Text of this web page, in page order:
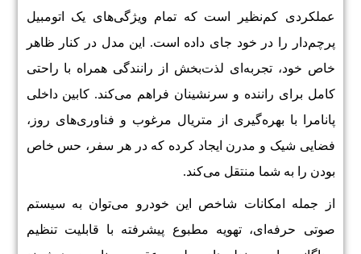
عملکردی کم‌نظیر است که تمام ویژگی‌های یک اتومبیل
پرچم‌دار را در خود جای داده است. این مدل در کنار ظاهر
خاص خود، تجربه‌ای لذت‌بخش از رانندگی همراه با راحتی
کامل برای راننده و سرنشینان فراهم می‌کند. کابین داخلی
پانامرا با بهره‌گیری از متریال مرغوب و فناوری‌های روز،
فضایی شیک و مدرن ایجاد کرده که در هر سفر، حس خاص
بودن را به شما منتقل می‌کند.
از جمله امکانات شاخص این خودرو می‌توان به سیستم
صوتی حرفه‌ای، تهویه مطبوع پیشرفته با قابلیت تنظیم